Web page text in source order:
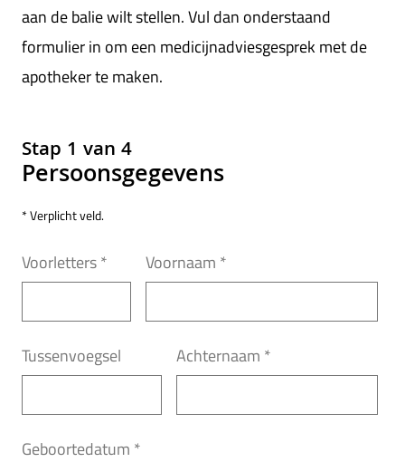
aan de balie wilt stellen. Vul dan onderstaand
formulier in om een medicijnadviesgesprek met de
apotheker te maken.
Stap 1 van 4
Persoonsgegevens
* Verplicht veld.
Voorletters* Voornaam *
Tussenvoegsel Achternaam *
Geboortedatum *